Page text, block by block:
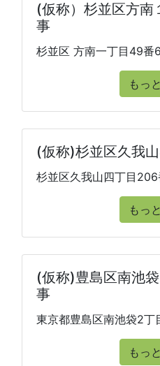
(仮称）杉並区方
事
杉並区 方南一丁目49番
もっ
(仮称)杉並区久我
杉並区久我山四丁目206
もっ
(仮称)豊島区南池
事
東京都豊島区南池袋2丁
もっ